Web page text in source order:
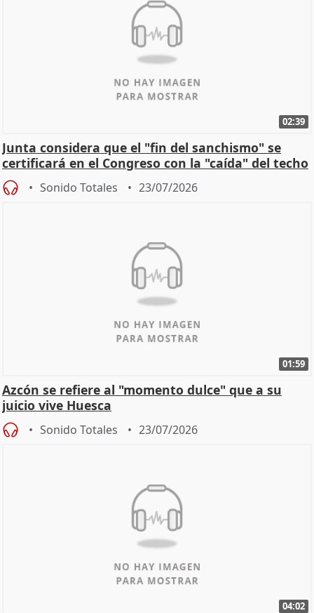
02:39
Junta considera que el "fin del sanchismo" se
certificará en el Congreso con la "caída" del techo
de
Sonido Totales 23/07/2026
01:59
Azcón se refiere al "momento dulce" que a su
juicio vive Huesca
Sonido Totales 23/07/2026
04:02